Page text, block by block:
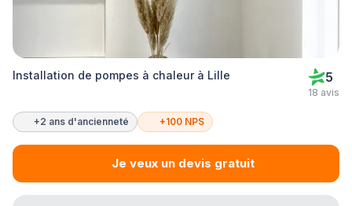
Installation de pompes à chaleur à Lille 5
18 avis
+2 ans d'ancienneté +100 NPS
Je veux un devis gratuit